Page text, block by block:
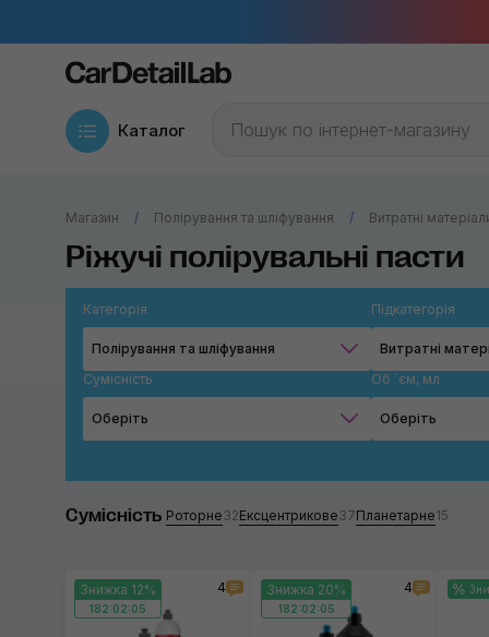
Каталог
Магазин Полірування та шліфування Витратні
Ріжучі полірувальні пасти
Категорія
Полірування та шліфування
Підкатегорія
Сумісність
Оберіть
Ексцентрикове
Застосувати
Об `єм, мл
Оберіть
240
300
Сумісність Роторне32Ексцентрикове37Планетарне15
Знижка 12%
182:02:04
4 Знижка 20%
182:02:04
4